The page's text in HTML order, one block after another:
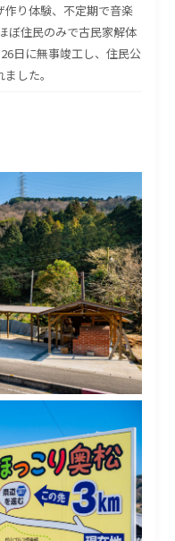
作り体験、不定期で音楽
ぼ住民のみで古民家解体
日に無事竣工し、住民公
した。